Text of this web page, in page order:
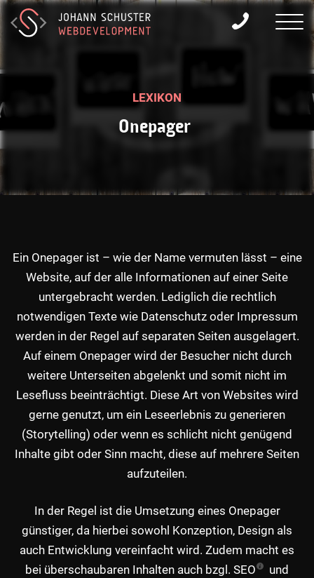
LEXIKON
Onepager
Ein Onepager ist – wie der Name vermuten lässt – eine
Website, auf der alle Informationen auf einer Seite
untergebracht werden. Lediglich die rechtlich
notwendigen Texte wie Datenschutz oder Impressum
werden in der Regel auf separaten Seiten ausgelagert.
Auf einem Onepager wird der Besucher nicht durch
weitere Unterseiten abgelenkt und somit nicht im
Lesefluss beeinträchtigt. Diese Art von Websites wird
gerne genutzt, um ein Leseerlebnis zu generieren
(Storytelling) oder wenn es schlicht nicht genügend
Inhalte gibt oder Sinn macht, diese auf mehrere Seiten
aufzuteilen.
In der Regel ist die Umsetzung eines Onepager
günstiger, da hierbei sowohl Konzeption, Design als
auch Entwicklung vereinfacht wird. Zudem macht es
bei überschaubaren Inhalten auch bzgl. SEO
und